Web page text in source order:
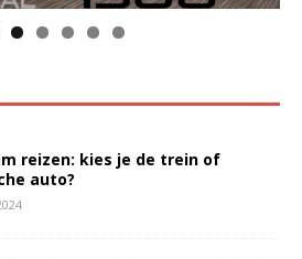
reizen: kies je de trein of
auto?